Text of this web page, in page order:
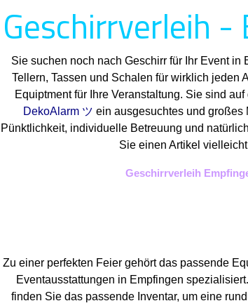
Geschirrverleih -
Sie suchen noch nach Geschirr für Ihr Event in
Tellern, Tassen und Schalen für wirklich jeden
Equiptment für Ihre Veranstaltung. Sie sind
DekoAlarm ツ ein ausgesuchtes und großes
Pünktlichkeit, individuelle Betreuung und
Sie einen Artikel
Geschirrverleih
Zu einer perfekten Feier gehört das passende
Eventausstattungen in Empfingen
finden Sie das passende Inventar, um eine